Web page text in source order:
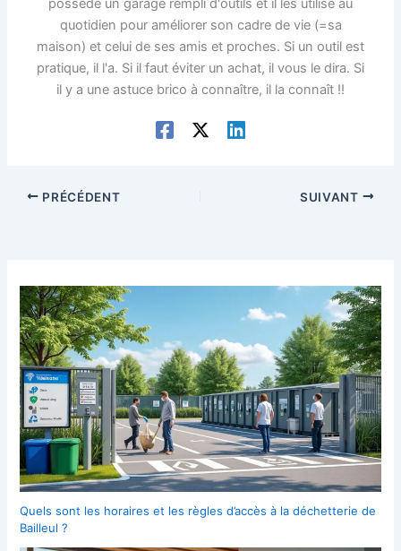
possède un garage rempli d'outils et il les utilise au
quotidien pour améliorer son cadre de vie (=sa
maison) et celui de ses amis et proches. Si un outil est
pratique, il l'a. Si il faut éviter un achat, il vous le dira. Si
il y a une astuce brico à connaître, il la connaît !!
PRÉCÉDENT SUIVANT
Quels sont les horaires et les règles d’accès à la déchetterie de
Bailleul ?